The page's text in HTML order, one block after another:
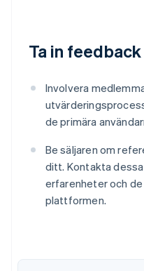
Ta in
Involvera
de primära
Be säljaren om
ditt. Kontakta
erfarenheter och
plattformen.
Australien
Brasilien